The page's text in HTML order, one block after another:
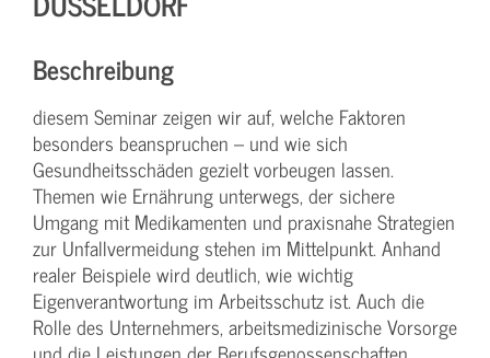
Beschreibung
diesem Seminar zeigen wir auf, welche Faktoren
besonders beanspruchen – und wie sich
Gesundheitsschäden gezielt vorbeugen lassen.
Themen wie Ernährung unterwegs, der sichere
Umgang mit Medikamenten und praxisnahe Strategien
zur Unfallvermeidung stehen im Mittelpunkt. Anhand
realer Beispiele wird deutlich, wie wichtig
Eigenverantwortung im Arbeitsschutz ist. Auch die
Rolle des Unternehmers, arbeitsmedizinische Vorsorge